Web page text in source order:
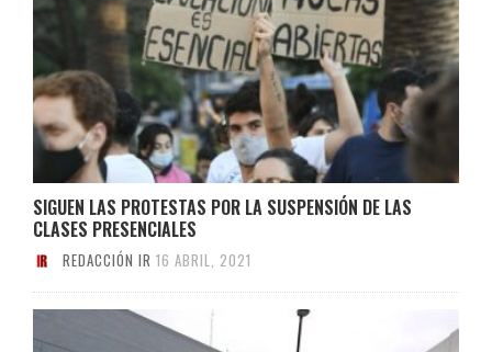
SIGUEN LAS PROTESTAS POR LA SUSPENSIÓN DE LAS
CLASES PRESENCIALES
REDACCIÓN IR 16 ABRIL, 2021